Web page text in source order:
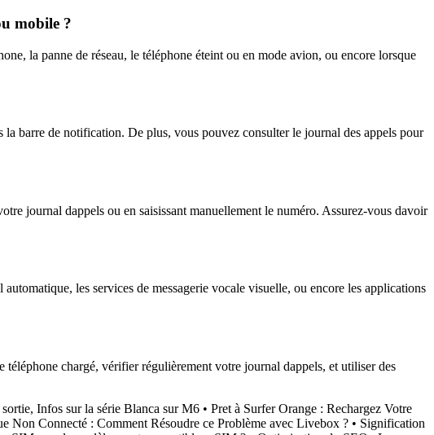
mobile ?
la panne de réseau, le téléphone éteint ou en mode avion, ou encore lorsque
barre de notification. De plus, vous pouvez consulter le journal des appels pour
journal dappels ou en saisissant manuellement le numéro. Assurez-vous davoir
les services de messagerie vocale visuelle, ou encore les applications
chargé, vérifier régulièrement votre journal dappels, et utiliser des
Infos sur la série Blanca sur M6 • Pret à Surfer Orange : Rechargez Votre
Non Connecté : Comment Résoudre ce Problème avec Livebox ? • Signification